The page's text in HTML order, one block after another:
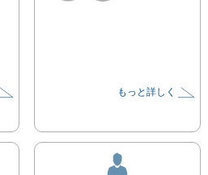
もっと詳しく